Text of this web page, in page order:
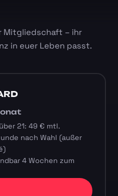
Mitgliedschaft – ihr
in euer Leben passt.
21: 49 € mtl.
nach Wahl (außer
4 Wochen zum